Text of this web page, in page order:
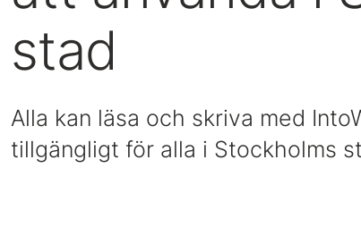
stad
Alla kan läsa och skriva med
tillgängligt för alla i Stockholms